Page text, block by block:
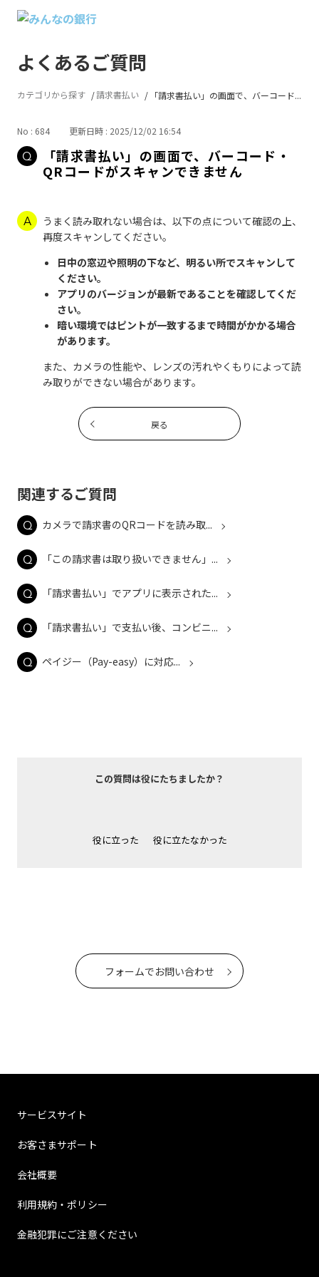
よくあるご質問
カテゴリから探す 請求書払い 「請求書払い」の画面で、バーコード...
No : 684 更新日時 : 2025/12/02 16:54
「請求書払い」の画面で、バーコード・
QRコードがスキャンできません
うまく読み取れない場合は、以下の点について確認の上、
再度スキャンしてください。
日中の窓辺や照明の下など、明るい所でスキャンして
ください。
アプリのバージョンが最新であることを確認してくだ
さい。
暗い環境ではピントが一致するまで時間がかかる場合
があります。
また、カメラの性能や、レンズの汚れやくもりによって読
み取りができない場合があります。
戻る
関連するご質問
カメラで請求書のQRコードを読み取...
「この請求書は取り扱いできません」...
「請求書払い」でアプリに表示された...
「請求書払い」で支払い後、コンビニ...
ペイジー（Pay-easy）に対応...
この質問は役にたちましたか？
役に立った 役に立たなかった
フォームでお問い合わせ
サービスサイト
お客さまサポート
会社概要
利用規約・ポリシー
金融犯罪にご注意ください